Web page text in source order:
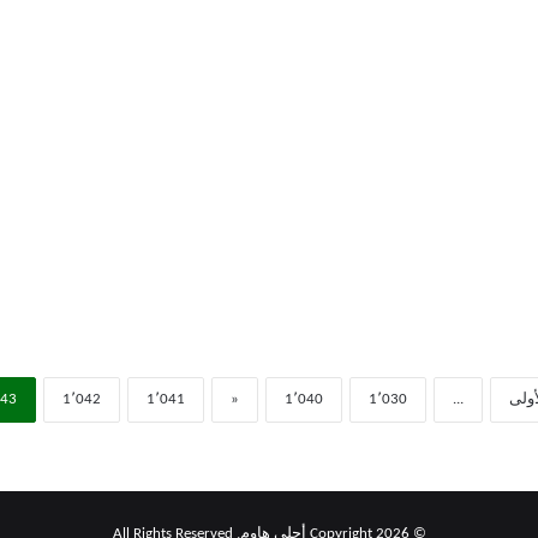
... 1٬030 1٬040 « 1٬041 1٬042
© Copyright 2026 أحلى هاوم, All Rights Reserved